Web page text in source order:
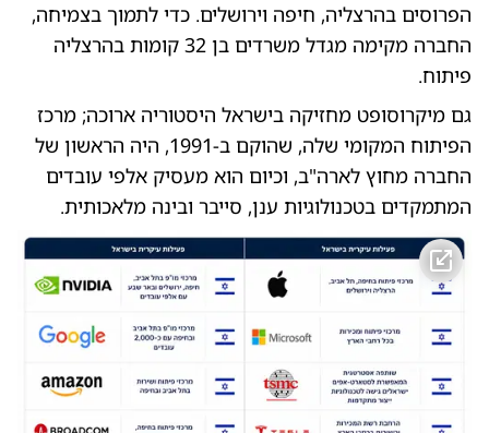
הפרוסים בהרצליה, חיפה וירושלים. כדי לתמוך בצמיחה,
החברה מקימה מגדל משרדים בן 32 קומות בהרצליה
פיתוח.
גם מיקרוסופט מחזיקה בישראל היסטוריה ארוכה; מרכז
הפיתוח המקומי שלה, שהוקם ב-1991, היה הראשון של
החברה מחוץ לארה"ב, וכיום הוא מעסיק אלפי עובדים
המתמקדים בטכנולוגיות ענן, סייבר ובינה מלאכותית.